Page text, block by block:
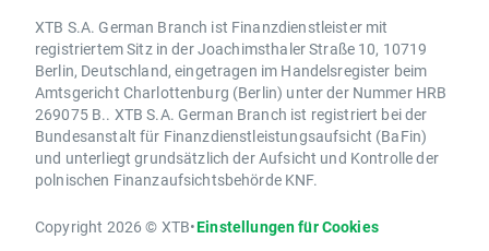
XTB S.A. German Branch ist Finanzdienstleister mit
registriertem Sitz in der Joachimsthaler Straße 10, 10719
Berlin, Deutschland, eingetragen im Handelsregister beim
Amtsgericht Charlottenburg (Berlin) unter der Nummer HRB
269075 B.. XTB S.A. German Branch ist registriert bei der
Bundesanstalt für Finanzdienstleistungsaufsicht (BaFin)
und unterliegt grundsätzlich der Aufsicht und Kontrolle der
polnischen Finanzaufsichtsbehörde KNF.
Copyright 2026 © XTB•Einstellungen für Cookies